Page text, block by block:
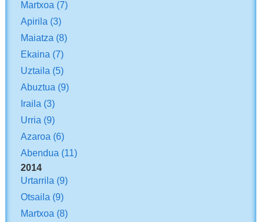
Martxoa (7)
Apirila (3)
Maiatza (8)
Ekaina (7)
Uztaila (5)
Abuztua (9)
Iraila (3)
Urria (9)
Azaroa (6)
Abendua (11)
2014
Urtarrila (9)
Otsaila (9)
Martxoa (8)